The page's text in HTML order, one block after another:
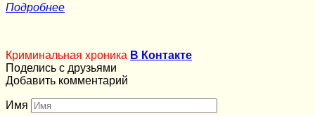
Подробнее
Криминальная хроника В Контакте
Поделись с друзьями
Добавить комментарий
Имя